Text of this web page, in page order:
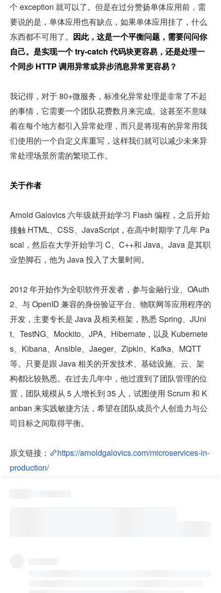
个 exception 就可以了。但是在过分赞扬单体应用前，需
要说的是，单体应用也有缺点，如果单体应用挂了，什么
东西都不可用了。 因此，这是一个平衡问题，需要问问你
自己。是实现一个 try-catch 代码块更容易，还是处理一
个同步 HTTP 调用异常或异步消息异常更容易？
我记得，对于 80+微服务，标准化异常处理是非常了不起
的事情，它需要一个团队花费数月来完成。这甚至不意味
着在每个地方都引入异常处理，而只是将现有的异常用我
们使用的一个自定义库重写，这样我们就可以减少未来异
常处理场景所需的繁琐工作。
关于作者
Arnold Galovics 六年级就开始学习 Flash 编程，之后开始
接触 HTML、CSS、JavaScript，在高中时期学了几年 Pa
scal，然后在大学开始学习 C、C++和 Java。Java 是其职
业垫脚石，他为 Java 投入了大量时间。
2012 年开始作为全职软件开发者，参与金融行业、OAuth
2、与 OpenID 兼容的身份验证平台、物联网等应用程序的
开发，主要专长是 Java 及相关框架，熟悉 Spring、JUni
t、TestNG、Mockito、JPA、Hibernate，以及 Kubernete
s、Kibana、Ansible、Jaeger、Zipkin、Kafka、MQTT
等。只要是跟 Java 相关的开发技术、基础设施、云、架
构都比较熟悉。在过去几年中，他过渡到了团队管理的位
置，团队规模从 5 人增长到 35 人，试图使用 Scrum 和 K
anban 来实践敏捷方法，希望在团队成员个人创造力与公
司目标之间取得平衡。
原文链接：
https://arnoldgalovics.com/microservices-in-
production/